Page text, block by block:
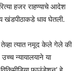
हजर राहण्याचे आदेश
खंडपीठाकडे धाव घेतली.
त्यात नमूद केले गेले की
न्यायालयाने या